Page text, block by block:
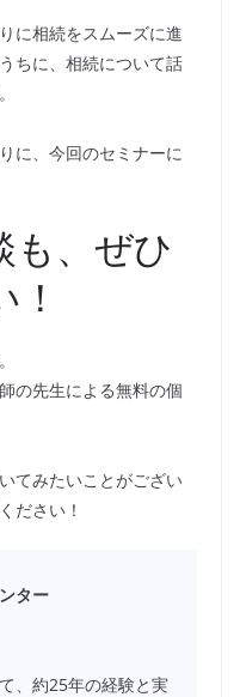
に相続をスムーズに進
ちに、相続について話
に、今回のセミナーに
も、ぜひ
の先生による無料の個
てみたいことがござい
ださい！
ター
、約25年の経験と実